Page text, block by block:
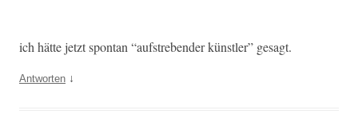
ich hätte jet­zt spon­tan “auf­streben­der kün­stler” gesagt.
Antworten ↓